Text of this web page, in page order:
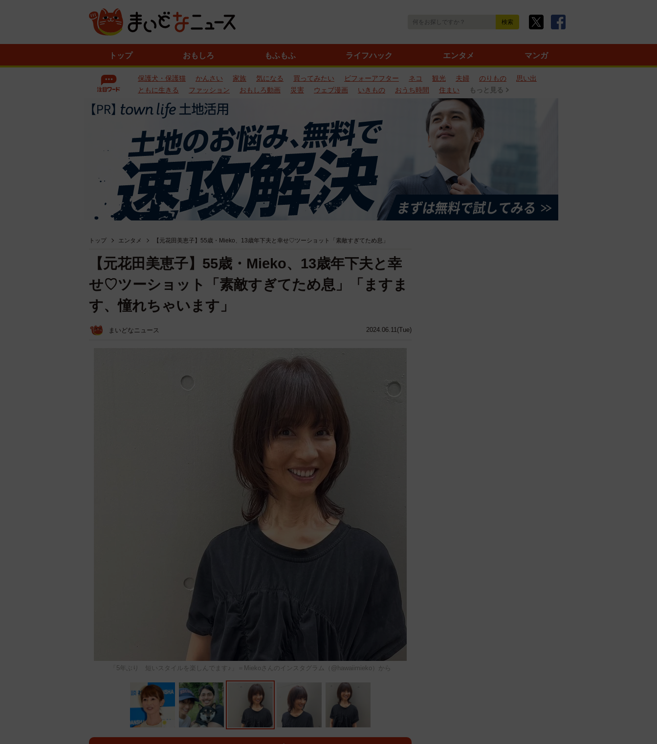
トップ おもしろ もふもふ ライフハック エンタメ マンガ
保護犬・保護猫 かんさい 家族 気になる 買ってみたい ビフォーアフター ネコ 観光 夫婦 のりもの
思い出
ともに生きる
ファッション おもしろ動画 災害 ウェブ漫画 いきもの おうち時間 住まい もっと見る
トップ エンタメ 【元花田美恵子】55歳・Mieko、13歳年下夫と幸せ♡ツーショット「素敵すぎてため息」
2024.06.11(Tue)
【元花田美恵子】55歳・Mieko、13歳年下夫と幸
せ♡ツーショット「素敵すぎてため息」「ますま
す、憧れちゃいます」
まいどなニュース
「5年ぶり 短いスタイルを楽しんでます♪」＝Miekoさんのインスタグラム（@hawaiimieko）から